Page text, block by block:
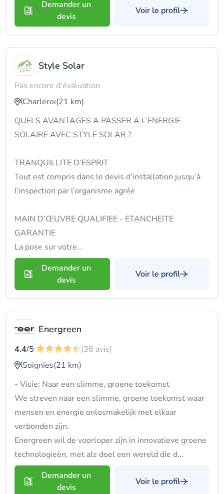
Demander un
devis
Voir le profil
Style Solar
Pas encore d'évaluation
Charleroi(21 km)
QUELS AVANTAGES A PASSER A L’ENERGIE
SOLAIRE AVEC STYLE SOLAR ?
TRANQUILLITE D’ESPRIT
Tout est compris dans le devis d’installation jusqu’à
l’inspection par l’organisme agrée
MAIN D’ŒUVRE QUALIFIEE - ETANCHEITE
GARANTIE
La pose sur votre...
Demander un
devis
Voir le profil
Energreen
4.4/5
(36 avis)
Soignies(21 km)
- Visie: Naar een slimme, groene toekomst
We streven naar een slimme, groene toekomst waar
mensen en energie onlosmakelijk met elkaar
verbonden zijn.
Energreen wil de voorloper zijn in innovatieve groene
technologieën, met als doel een wereld die d...
Demander un
devis
Voir le profil